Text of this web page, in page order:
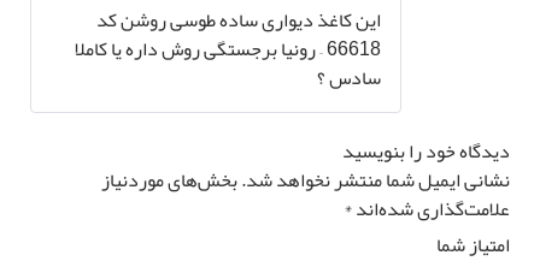
این کاغذ دیواری ساده طوسی روشن کد
66618 – رونیا برجستگی روش داره یا کاملا
سادس ؟
خود را بنویسید
ایمیل شما منتشر نخواهد شد.بخش‌های موردنیاز
شده‌اند*
شما